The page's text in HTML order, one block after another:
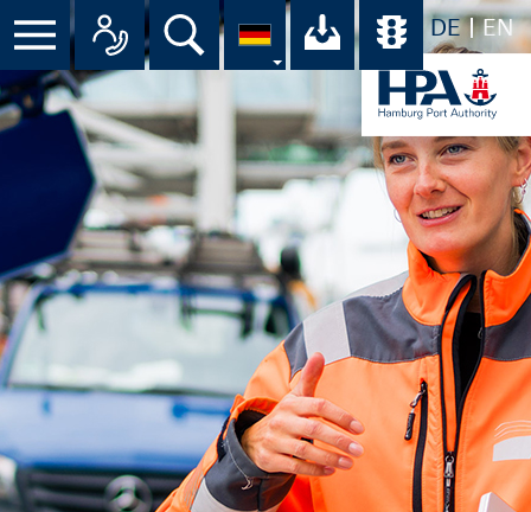
DE EN
Suche Ihr Download-